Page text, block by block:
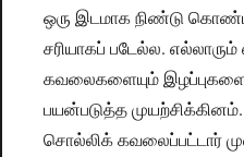
ஒரு இடமாக நிண்டு
சரியாகப் படேல்ல.
கவலைகளையும்
பயன்படுத்த
சொல்லிக் கவலைப்பட்டார்